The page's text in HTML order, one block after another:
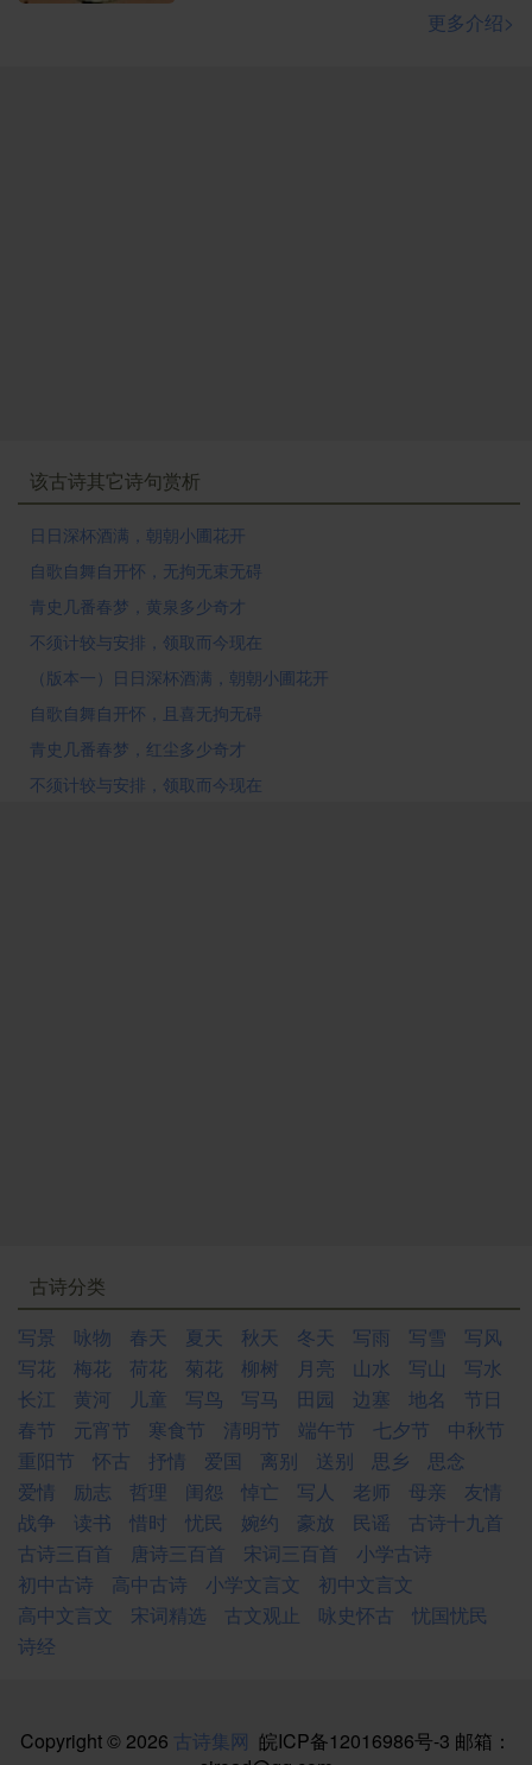
更多介绍>
该古诗其它诗句赏析
日日深杯酒满，朝朝小圃花开
自歌自舞自开怀，无拘无束无碍
青史几番春梦，黄泉多少奇才
不须计较与安排，领取而今现在
（版本一）日日深杯酒满，朝朝小圃花开
自歌自舞自开怀，且喜无拘无碍
青史几番春梦，红尘多少奇才
不须计较与安排，领取而今现在
古诗分类
写景
咏物 春天 夏天 秋天 冬天 写雨 写雪
写风
写花
梅花 荷花 菊花 柳树 月亮 山水 写山
写水
长江
黄河 儿童 写鸟 写马 田园 边塞 地名
节日
春节
元宵节 寒食节 清明节 端午节 七夕节
中秋节
重阳节
怀古 抒情 爱国 离别 送别 思乡
思念
爱情
励志 哲理 闺怨 悼亡 写人 老师 母亲
友情
战争
读书 惜时 忧民 婉约 豪放 民谣
古诗十九首
古诗三百首
唐诗三百首 宋词三百首
小学古诗
初中古诗
高中古诗 小学文言文
初中文言文
高中文言文
宋词精选 古文观止 咏史怀古
忧国忧民
诗经
Copyright © 2026 古诗集网 皖ICP备12016986号-3 邮箱：